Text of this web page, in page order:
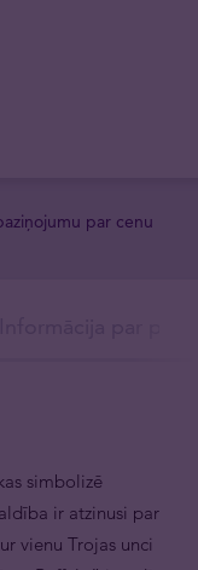
par cenu
simbolizē
ir atzinusi par
vienu Trojas unci